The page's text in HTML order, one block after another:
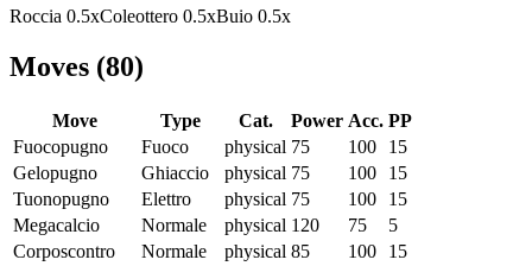
Roccia 0.5xColeottero 0.5xBuio 0.5x
Moves (80)
Move Type Cat. Power Acc. PP
Fuocopugno
Fuoco physical 75 100
15
Gelopugno
Ghiaccio physical 75 100
15
Tuonopugno
Elettro physical 75 100
15
Megacalcio
Normale physical 120 75
5
Corposcontro
Normale physical 85 100
15